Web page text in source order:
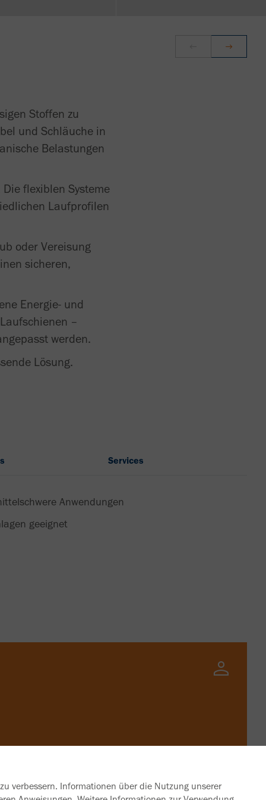
Stoffen zu
und Schläuche in
Belastungen
flexiblen Systeme
Laufprofilen
oder Vereisung
sicheren,
Energie- und
–
werden.
Lösung.
Services
Anwendungen
geeignet
verbessern. Informationen über die Nutzung unserer